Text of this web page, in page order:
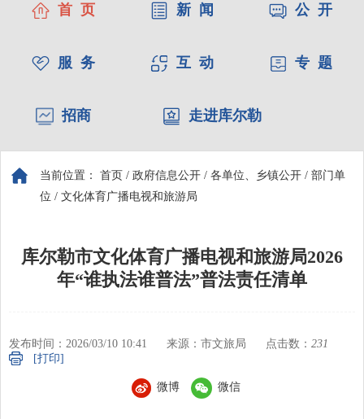
首 页 新 闻 公 开
服 务 互 动 专 题
招商 走进库尔勒
当前位置： 首页 / 政府信息公开 / 各单位、乡镇公开 / 部门单
位 / 文化体育广播电视和旅游局
库尔勒市文化体育广播电视和旅游局2026
年“谁执法谁普法”普法责任清单
发布时间：2026/03/10 10:41 来源：市文旅局 点击数： 231
[打印]
微博 微信